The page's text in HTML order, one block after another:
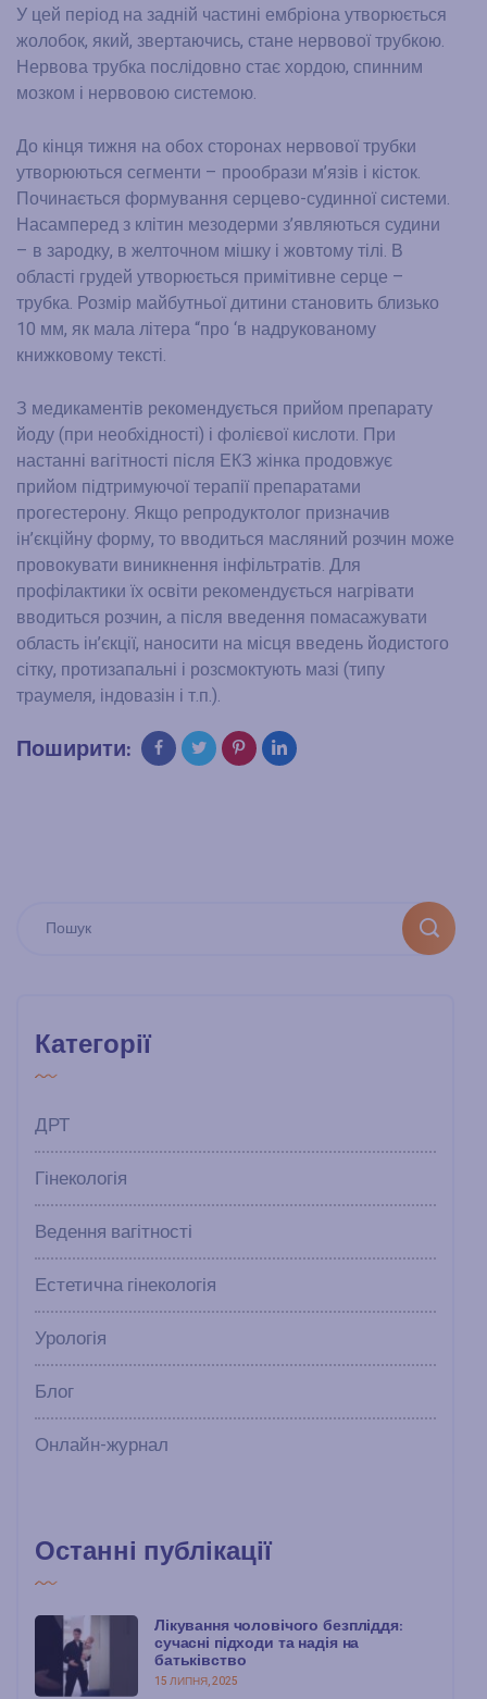
У цей період на задній частині ембріона утворюється
жолобок, який, звертаючись, стане нервової трубкою.
Нервова трубка послідовно стає хордою, спинним
мозком і нервовою системою.
До кінця тижня на обох сторонах нервової трубки
утворюються сегменти – прообрази м’язів і кісток.
Починається формування серцево-судинної системи.
Насамперед з клітин мезодерми з’являються судини
– в зародку, в желточном мішку і жовтому тілі. В
області грудей утворюється примітивне серце –
трубка. Розмір майбутньої дитини становить близько
10 мм, як мала літера “про ‘в надрукованому
книжковому тексті.
З медикаментів рекомендується прийом препарату
йоду (при необхідності) і фолієвої кислоти. При
настанні вагітності після ЕКЗ жінка продовжує
прийом підтримуючої терапії препаратами
прогестерону. Якщо репродуктолог призначив
ін’єкційну форму, то вводиться масляний розчин може
провокувати виникнення інфільтратів. Для
профілактики їх освіти рекомендується нагрівати
вводиться розчин, а після введення помасажувати
область ін’єкції, наносити на місця введень йодистого
сітку, протизапальні і розсмоктують мазі (типу
траумеля, індовазін і т.п.).
Поширити:
Категорії
ДРТ
Гінекологія
Ведення вагітності
Естетична гінекологія
Урологія
Блог
Онлайн-журнал
Останні публікації
Лікування чоловічого безпліддя:
сучасні підходи та надія на
батьківство
15 ЛИПНЯ, 2025